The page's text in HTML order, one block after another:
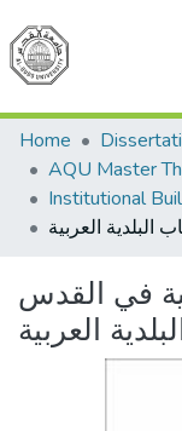
Home
في القدس
العربية